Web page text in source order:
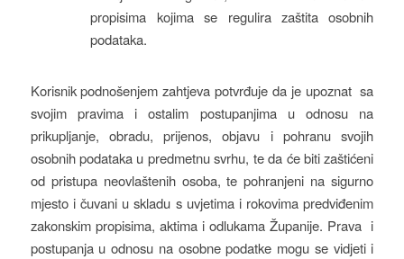
propisima kojima se regulira zaštita osobnih
podataka.
Korisnik podnošenjem zahtjeva potvrđuje da je upoznat sa
svojim pravima i ostalim postupanjima u odnosu na
prikupljanje, obradu, prijenos, objavu i pohranu svojih
osobnih podataka u predmetnu svrhu, te da će biti zaštićeni
od pristupa neovlaštenih osoba, te pohranjeni na sigurno
mjesto i čuvani u skladu s uvjetima i rokovima predviđenim
zakonskim propisima, aktima i odlukama Županije. Prava i
postupanja u odnosu na osobne podatke mogu se vidjeti i